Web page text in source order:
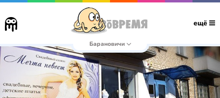
ещё
Барановичи